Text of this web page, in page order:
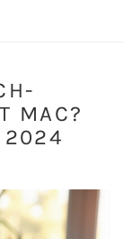
MAC?
2024